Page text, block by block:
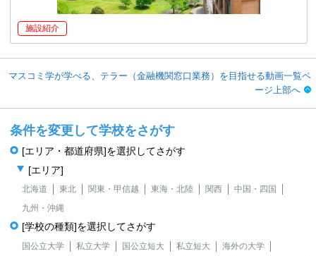
施設紹介
マスコミ学が学べる、テラー（金融機関窓口業務）を目指せる動画一覧ペ
ージ上部へ
条件を変更して学校をさがす
[エリア・都道府県]を選択してさがす
[エリア]
北海道 東北 関東・甲信越 東海・北陸 関西
中国・四国
九州・沖縄
[学校の種類]を選択してさがす
国公立大学 私立大学 国公立短大 私立短大
海外の大学